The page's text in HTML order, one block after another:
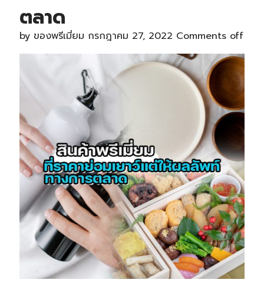
ตลาด
by ของพรีเมี่ยม กรกฎาคม 27, 2022 Comments off